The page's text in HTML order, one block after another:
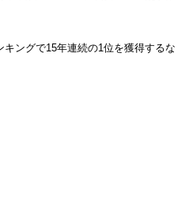
ングで15年連続の1位を獲得するな